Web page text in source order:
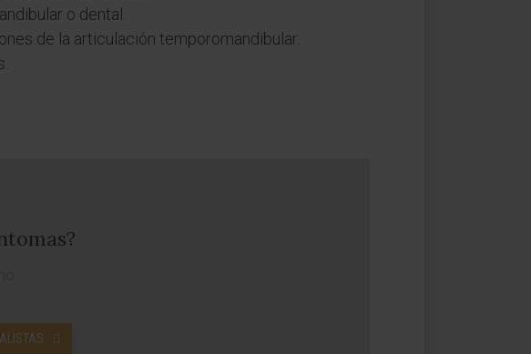
o dental.
de la articulación temporomandibular.